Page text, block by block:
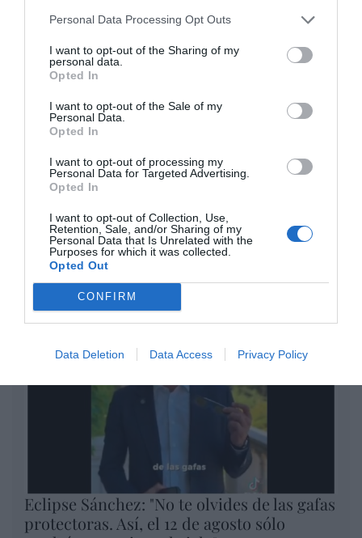
Personal Data Processing Opt Outs
I want to opt-out of the Sharing of my
personal data.
Opted In
I want to opt-out of the Sale of my
Personal Data.
Opted In
I want to opt-out of processing my
Personal Data for Targeted Advertising.
Opted In
I want to opt-out of Collection, Use,
Retention, Sale, and/or Sharing of my
Personal Data that Is Unrelated with the
Purposes for which it was collected.
Opted Out
CONFIRM
Data Deletion Data Access Privacy Policy
Nokia, Ericsson... Huawei: lo que importan
son las patentes
Eulogio López
Isabel Pantoja pierde dos pleitos
con Hacienda por 700.000
euros... suma y sigue
Eulogio López
El IBEX 35 cerró la sesión del
miércoles en los 20.057 puntos,
un nuevo récord
Eulogio López
Argumentos
Eclipse Sánchez: "No te olvides de las gafas
protectoras. Así, el 12 de agosto sólo